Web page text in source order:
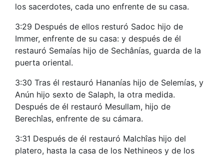
los sacerdotes, cada uno enfrente de su casa.
3:29 Después de ellos resturó Sadoc hijo de
Immer, enfrente de su casa: y después de él
restauró Semaías hijo de Sechânías, guarda de la
puerta oriental.
3:30 Tras él restauró Hananías hijo de Selemías, y
Anún hijo sexto de Salaph, la otra medida.
Después de él restauró Mesullam, hijo de
Berechîas, enfrente de su cámara.
3:31 Después de él restauró Malchîas hijo del
platero, hasta la casa de los Nethineos y de los